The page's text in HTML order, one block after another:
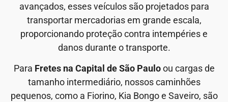
avançados, esses veículos são projetados para
transportar mercadorias em grande escala,
proporcionando proteção contra intempéries e
danos durante o transporte.
Para Fretes na Capital de São Pauloou cargas de
tamanho intermediário, nossos caminhões
pequenos, como a Fiorino, Kia Bongo e Saveiro, são